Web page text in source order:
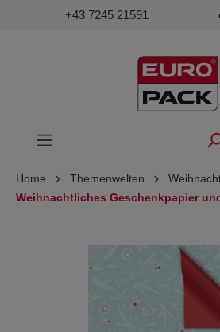
+43 7245 21591
Home Themenwelten
Weihnachtliches Geschenkpapier